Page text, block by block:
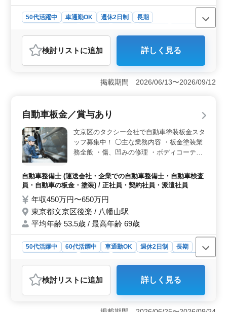
50代活躍中 車通勤OK 週休2日制
長期
派遣社員
おすすめポイント
＜経験者歓迎＞ 周南市で自動車整備士を募集中です。
経験豊富な中高年が活躍している職場です。若手スタッ
フの育成にも携われます。 ＜安定した勤務環境＞
内容＞ 整備、部品交換、トラブルシューティングなど
幅広い業務に携わっていただきます。 経験を活かせ、
やりがいのあるお仕事です。
検討リスト に追加 詳しく見る
掲載期間 2026/06/13〜2026/09/12
自動車板金／賞与あり
文京区のタクシー会社で自動車塗装板金スタ
ッフ募集中！ ◯主な業務内容 ・板金塗装業
務全般 ・傷、凹みの修理 ・ボディコーティ
シニア世代のベテランスタッフも活躍中で
す。 アットホームで働きやすい企業です。
50歳以上活躍中 ＊60歳以上活躍中
自動車整備士 (運送会社・企業での自動車整備士・自動車検査
員・自動車の板金・塗装) / 正社員・契約社員・派遣社員
年収450万円〜650万円
東京都文京区後楽 / 八幡山駅
平均年齢 53.5歳 / 最高年齢 69歳
50代活躍中 60代活躍中 車通勤OK 週休2日制
長期
派遣社員
おすすめポイント
＜経験重視の職場＞ 板金塗装経験さえあれば、年数や資
格に関係なく応募可能です。シニア世代も多く活躍して
検討リスト に追加 詳しく見る